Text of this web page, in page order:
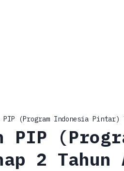
PIP (Program Indonesia Pintar)
PIP
2 Tahun